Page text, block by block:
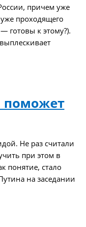
причем уже
проходящего
готовы к этому?).
поможет
Не раз считали
при этом в
понятие, стало
на заседании